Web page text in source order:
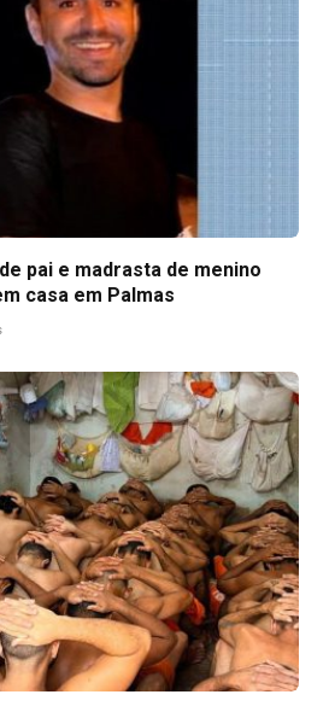
pai e madrasta de menino
casa em Palmas